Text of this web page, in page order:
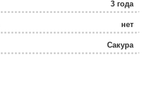
3 года
нет
Сакура